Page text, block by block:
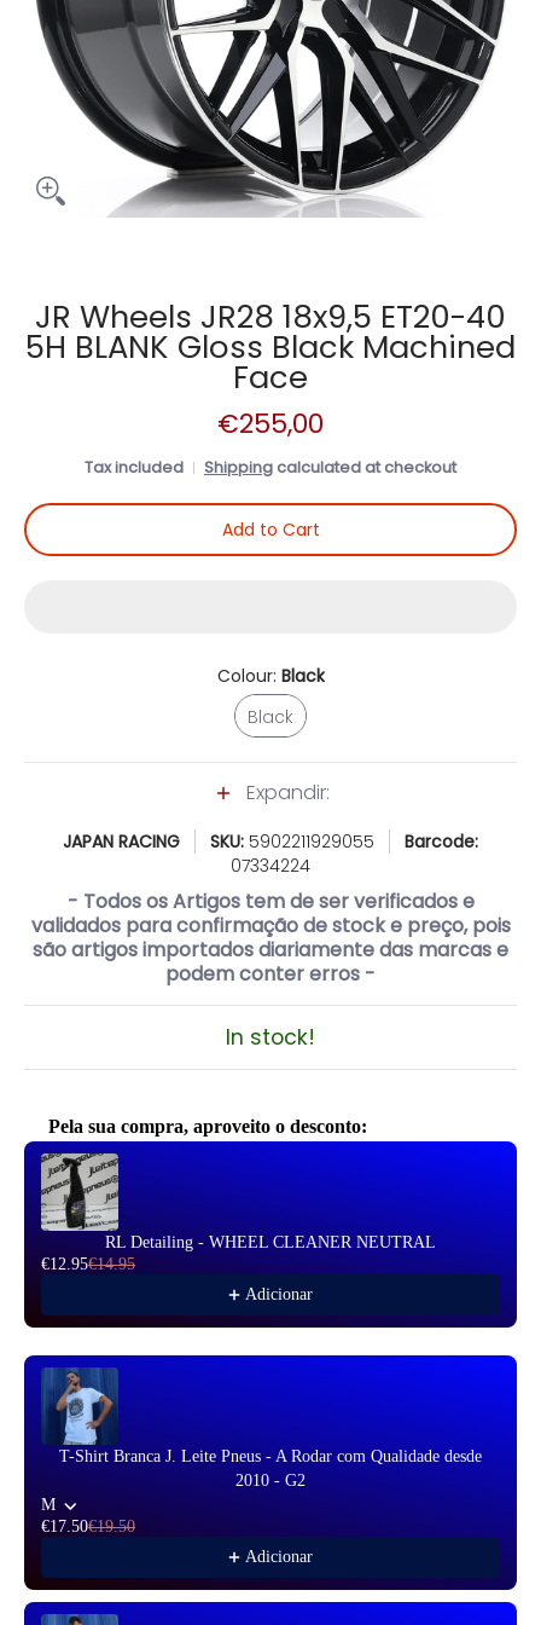
JR Wheels JR28 18x9,5 ET20-40
5H BLANK Gloss Black Machined
Face
€255,00
Tax included Shipping calculated at checkout
Add to Cart
Colour: Black
Black
Black
Expandir:
JAPAN RACING SKU: 5902211929055
Barcode:
07334224
- Todos os Artigos tem de ser verificados e
validados para confirmação de stock e preço, pois
são artigos importados diariamente das marcas e
podem conter erros -
In stock!
Pela sua compra, aproveito o desconto:
Use the Previous and Next buttons to navigate through product
RL Detailing - WHEEL CLEANER NEUTRAL
€12.95€14.95
Adicionar
T-Shirt Branca J. Leite Pneus - A Rodar com Qualidade desde
2010 - G2
M
€17.50€19.50
Adicionar